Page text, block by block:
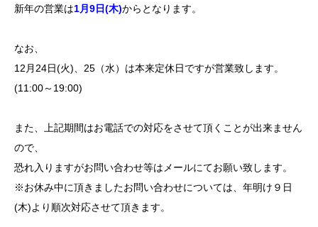
新年の営業は1月9日(木)からとなります。
なお、
12月24日(火)、25（水）は本来定休日ですが営業致します。
(11:00～19:00)
また、上記期間はお電話での対応をさせて頂くことが出来ません
ので、
恐れ入りますがお問い合わせ等はメールにてお願い致します。
※お休み中に頂きましたお問い合わせについては、年明け９日
(木)より順次対応させて頂きます。